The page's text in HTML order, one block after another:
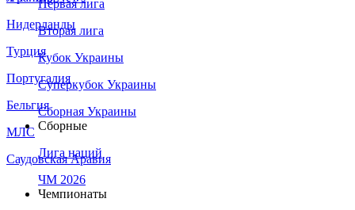
Нидерланды
Турция
Португалия
Бельгия
МЛС
Саудовская Аравия
Первая лига
Вторая лига
Кубок Украины
Суперкубок Украины
Сборная Украины
Сборные
Лига наций
ЧМ 2026
Чемпионаты